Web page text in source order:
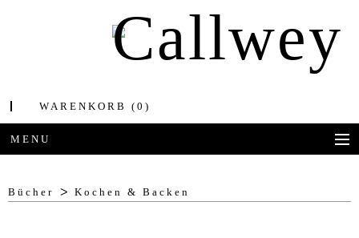
WARENKORB(0)
MENU
Bücher Kochen & Backen